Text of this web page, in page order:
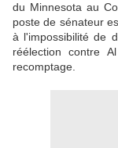
du Minnesota au
poste de sénateur
à l'impossibilité de
réélection contre
recomptage.